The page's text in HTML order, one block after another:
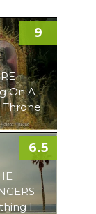
–
On A
Throne
9
–
I
6.5